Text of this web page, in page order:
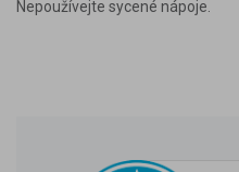
Nepoužívejte sycené nápoje